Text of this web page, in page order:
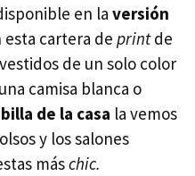
en la versión
esta cartera de printde
de un solo color
camisa blanca o
de la casa la vemos
y los salones
máschic.